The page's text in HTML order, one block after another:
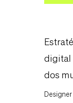
digital
dos